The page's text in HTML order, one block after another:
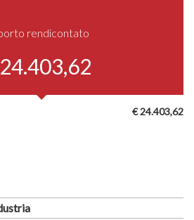
rendicontato
€ 24.403,62